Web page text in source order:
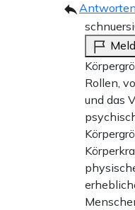
Antworten
schnuersi
Rollen,
und das